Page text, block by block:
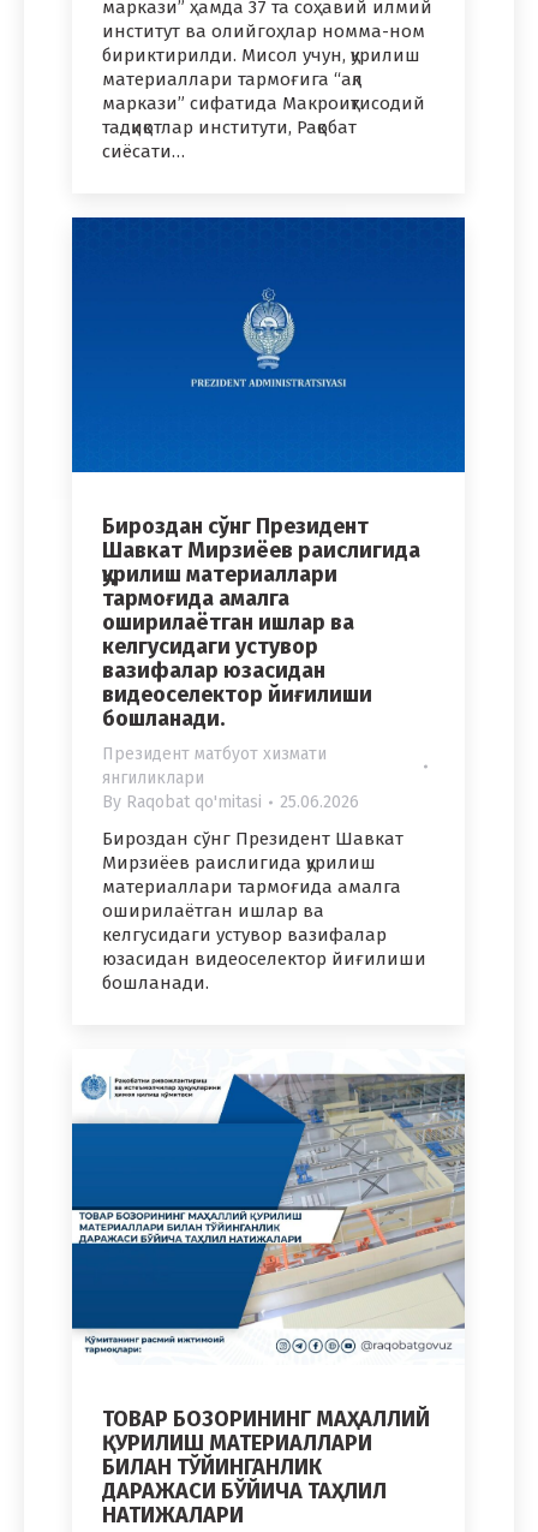
маркази” ҳамда 37 та соҳавий илмий
институт ва олийгоҳлар номма-ном
бириктирилди. Мисол учун, қурилиш
материаллари тармоғига “ақл
маркази” сифатида Макроиқтисодий
тадқиқотлар институти, Рақобат
сиёсати…
Бироздан сўнг Президент
Шавкат Мирзиёев раислигида
қурилиш материаллари
тармоғида амалга
оширилаётган ишлар ва
келгусидаги устувор
вазифалар юзасидан
видеоселектор йиғилиши
бошланади.
Президент матбуот хизмати
янгиликлари
By Raqobat qo'mitasi 25.06.2026
Бироздан сўнг Президент Шавкат
Мирзиёев раислигида қурилиш
материаллари тармоғида амалга
оширилаётган ишлар ва
келгусидаги устувор вазифалар
юзасидан видеоселектор йиғилиши
бошланади.
ТОВАР БОЗОРИНИНГ МАҲАЛЛИЙ
ҚУРИЛИШ МАТЕРИАЛЛАРИ
БИЛАН ТЎЙИНГАНЛИК
ДАРАЖАСИ БЎЙИЧА ТАҲЛИЛ
НАТИЖАЛАРИ